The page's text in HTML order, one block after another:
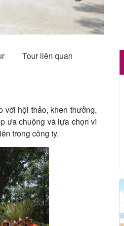
Tour liên quan
với hội thảo, khen thưởng,
ưa chuộng và lựa chọn vì
trong công ty.